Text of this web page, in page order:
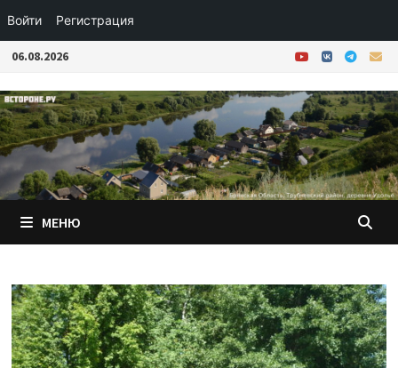
Войти Регистрация
Перейти
содержимому
06.08.2026
МЕНЮ